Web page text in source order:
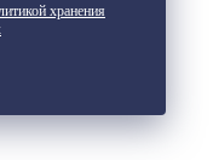
хранения